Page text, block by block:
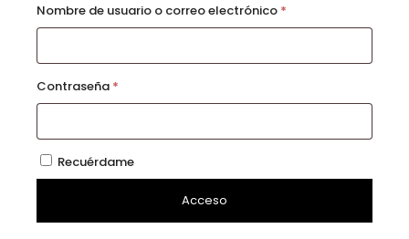
Nombre de usuario o correo electrónico *Obligatorio
Contraseña *Obligatorio
Recuérdame
Acceso